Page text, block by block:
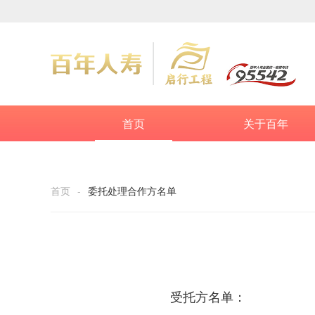
首页 关于百年
首页 - 委托处理合作方名单
受托方名单：